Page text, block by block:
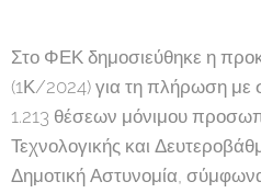
Στο ΦΕΚ δημοσιεύθηκε η
(1Κ/2024) για τη πλήρωση με
1.213 θέσεων μόνιμου
Τεχνολογικής και
Δημοτική Αστυνομία,